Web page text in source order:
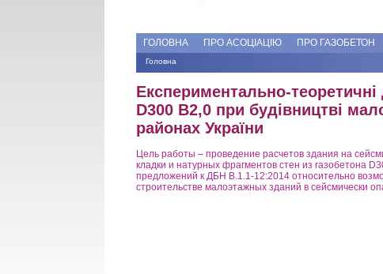
ГОЛОВНА ПРО АСОЦІАЦІЮ ПРО ГАЗОБЕТОН
Ви є тут
Головна
Експериментально-
D300 B2,0 при будівництві
районах України
Цель работы – проведение расчетов здания на
кладки и натурных фрагментов стен из газобетона
предложений к ДБН В.1.1-12:2014 относительно
строительстве малоэтажных зданий в сейсмически